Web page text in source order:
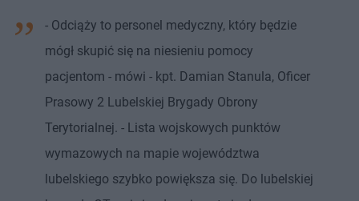
- Odciąży to personel medyczny, który będzie
mógł skupić się na niesieniu pomocy
pacjentom - mówi - kpt. Damian Stanula, Oficer
Prasowy 2 Lubelskiej Brygady Obrony
Terytorialnej. - Lista wojskowych punktów
wymazowych na mapie województwa
lubelskiego szybko powiększa się. Do lubelskiej